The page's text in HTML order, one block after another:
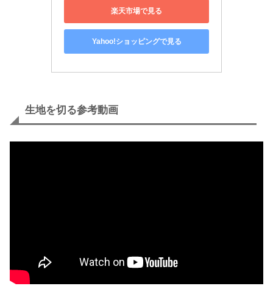
楽天市場で見る
Yahoo!ショッピングで見る
生地を切る参考動画